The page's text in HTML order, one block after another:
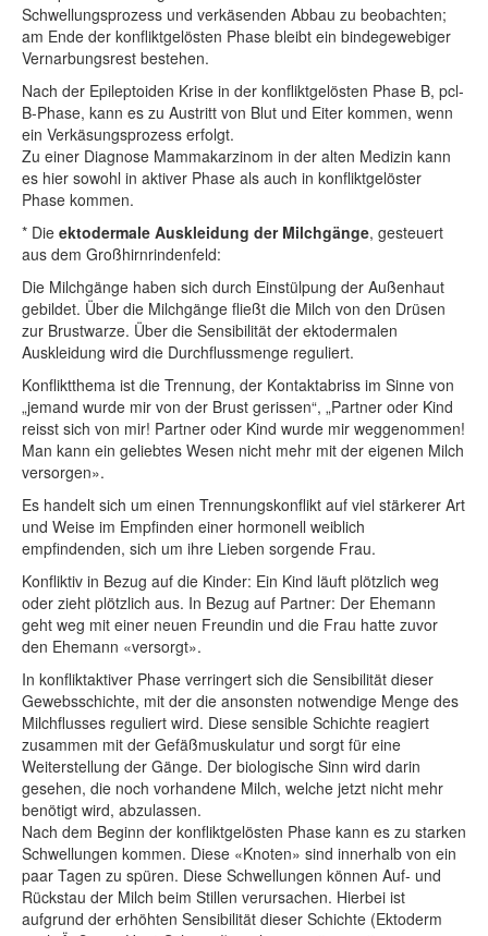
Schwellungsprozess und verkäsenden Abbau zu beobachten;
am Ende der konfliktgelösten Phase bleibt ein bindegewebiger
Vernarbungsrest bestehen.
Nach der Epileptoiden Krise in der konfliktgelösten Phase B, pcl-
B-Phase, kann es zu Austritt von Blut und Eiter kommen, wenn
ein Verkäsungsprozess erfolgt.
Zu einer Diagnose Mammakarzinom in der alten Medizin kann
es hier sowohl in aktiver Phase als auch in konfliktgelöster
Phase kommen.
* Die ektodermale Auskleidung der Milchgänge, gesteuert
aus dem Großhirnrindenfeld:
Die Milchgänge haben sich durch Einstülpung der Außenhaut
gebildet. Über die Milchgänge fließt die Milch von den Drüsen
zur Brustwarze. Über die Sensibilität der ektodermalen
Auskleidung wird die Durchflussmenge reguliert.
Konfliktthema ist die Trennung, der Kontaktabriss im Sinne von
„jemand wurde mir von der Brust gerissen“, „Partner oder Kind
reisst sich von mir! Partner oder Kind wurde mir weggenommen!
Man kann ein geliebtes Wesen nicht mehr mit der eigenen Milch
versorgen».
Es handelt sich um einen Trennungskonflikt auf viel stärkerer Art
und Weise im Empfinden einer hormonell weiblich
empfindenden, sich um ihre Lieben sorgende Frau.
Konfliktiv in Bezug auf die Kinder: Ein Kind läuft plötzlich weg
oder zieht plötzlich aus. In Bezug auf Partner: Der Ehemann
geht weg mit einer neuen Freundin und die Frau hatte zuvor
den Ehemann «versorgt».
In konfliktaktiver Phase verringert sich die Sensibilität dieser
Gewebsschichte, mit der die ansonsten notwendige Menge des
Milchflusses reguliert wird. Diese sensible Schichte reagiert
zusammen mit der Gefäßmuskulatur und sorgt für eine
Weiterstellung der Gänge. Der biologische Sinn wird darin
gesehen, die noch vorhandene Milch, welche jetzt nicht mehr
benötigt wird, abzulassen.
Nach dem Beginn der konfliktgelösten Phase kann es zu starken
Schwellungen kommen. Diese «Knoten» sind innerhalb von ein
paar Tagen zu spüren. Diese Schwellungen können Auf- und
Rückstau der Milch beim Stillen verursachen. Hierbei ist
aufgrund der erhöhten Sensibilität dieser Schichte (Ektoderm